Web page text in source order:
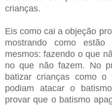
crianças.
Eis como cai a objeção
mostrando como estão
mesmos: fazendo o que
no que não fazem. No
batizar crianças como o
podiam atacar o
provar que o batismo